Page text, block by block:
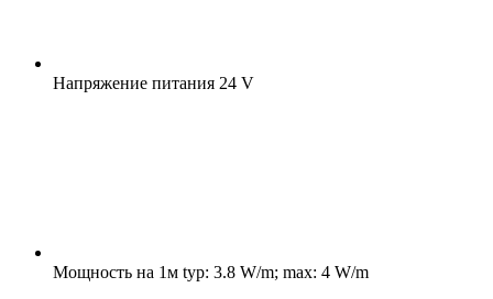
Напряжение питания 24 V
Мощность на 1м typ: 3.8 W/m; max: 4 W/m